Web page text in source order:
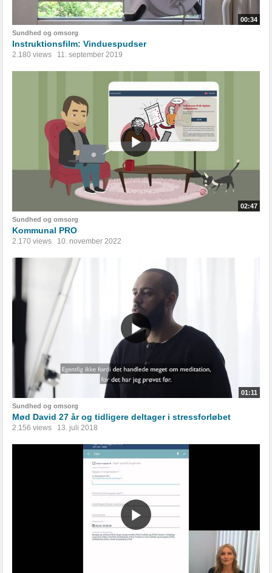
00:34
Sundhed og omsorg
Instruktionsfilm: Vinduespudser
2.180 views 11. september 2019
02:47
Sundhed og omsorg
Kommunal PRO
2.170 views 10. november 2022
01:11
Sundhed og omsorg
Mød David 27 år og tidligere deltager i stressforløbet
2.156 views 13. juli 2018